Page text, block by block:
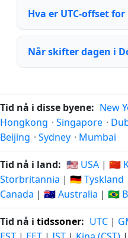
Hva er UTC-offset
Når skifter dagen i
Tid nå i disse byene: New
Hongkong · Singapore ·
Beijing · Sydney · Mumbai
Tid nå i land: 🇺🇸 USA | 🇨🇳
Storbritannia | 🇩🇪 Tyskland
Canada | 🇦🇺 Australia | 🇧🇷
Tid nå i tidssoner: UTC |